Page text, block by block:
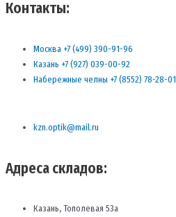
Контакты:
Москва +7 (499) 390-91-96
Казань +7 (927) 039-00-92
Набережные челны +7 (8552) 78-28-01
kzn.optik@mail.ru
Адреса складов:
Казань, Тополевая 53а